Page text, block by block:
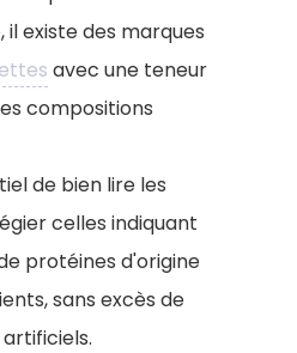
existe des marques
avec une teneur
compositions
de bien lire les
celles indiquant
protéines d'origine
sans excès de